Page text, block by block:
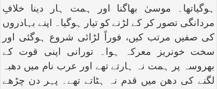
ہوگیاتھا۔ موسیٰ بھاگنا اور ہمت ہار دینا خلافِ
مردانگی تصور کر کے لڑنے کو تیار ہوگیا۔ اپنے بہادروں
کی صفیں مرتب کیں، فوراً لڑائی شروع ہوگئی اور
سخت خونریز معرکہ ہوا۔ تورانی اپنی قوت کے
بھروسہ پر ہمت نہ ہارتے تھے اور عرب نام میں دھبہ
لگنے کی دھن میں قدم نہ ہٹاتے تھے۔ پہر دن چڑھے